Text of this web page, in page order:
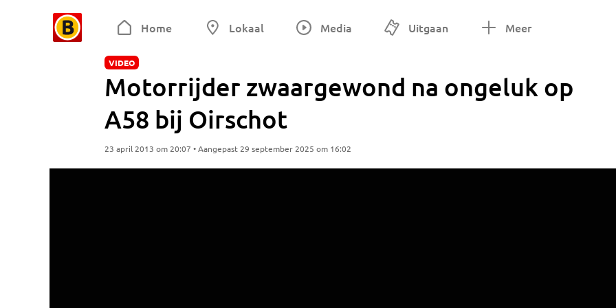
Home Lokaal Media Uitgaan Meer
VIDEO
Motorrijder zwaargewond na ongeluk op
A58 bij Oirschot
23 april 2013 om 20:07 • Aangepast 29 september 2025 om 16:02